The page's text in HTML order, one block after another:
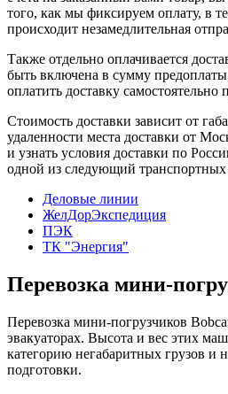
того, как мы фиксируем оплату, в
происходит незамедлительная
Также отдельно оплачивается
быть включена в сумму
оплатить доставку самостоятельно
Стоимость доставки зависит от
удаленности места доставки от
и узнать условия доставки по
одной из следующий
Деловые линии
ЖелДорЭкспедиция
ПЭК
ТК "Энергия"
Перевозка мини-
Перевозка мини-погрузчиков
эвакуаторах. Высота и вес этих
категорию негабаритных грузов и
подготовки.